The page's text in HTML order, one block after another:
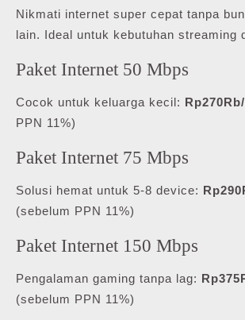
Nikmati internet super cepat tanpa
lain. Ideal untuk kebutuhan streaming
Paket Internet 50 Mbps
Cocok untuk keluarga kecil:
PPN 11%)
Paket Internet 75 Mbps
Solusi hemat untuk 5-8 device:
(sebelum PPN 11%)
Paket Internet 150 Mbps
Pengalaman gaming tanpa lag:
(sebelum PPN 11%)